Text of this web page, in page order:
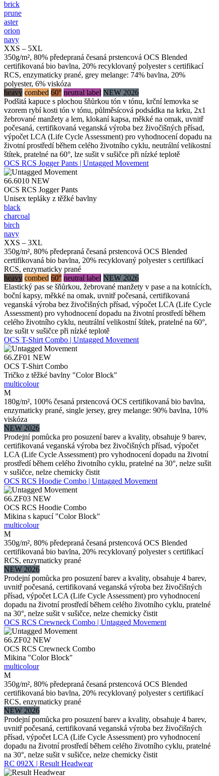
brick
prune
aster
orion
navy
XXS – 5XL
350g/m², 80% předepraná česaná prstencová OCS Blended
certifikovaná bio bavlna, 20% recyklovaný polyester s certifikací
RCS, enzymaticky prané, grey melange: 74% bavlna, 20%
polyester, 6% viskóza
heavy combed 60° neutral label NEW 2026
Podšitá kapuce s plochou šňůrkou tón v tónu, krční lemovka se
vzorem rybí kosti tón v tónu, půlměsícová podsádka na krku, 2x1
žebrované manžety a lem, klokaní kapsa, měkké na omak, uvnitř
počesaná, certifikovaná veganská výroba bez živočišných přísad,
výpočet LCA (Life Cycle Assessment) pro vyhodnocení dopadu na
životní prostředí během celého životního cyklu, neutrální velikostní
štítek, pratelné na 60°, lze sušit v sušičce při nízké teplotě
OCS RCS Jogger Pants | Untagged Movement
66.6010 NEW
OCS RCS Jogger Pants
Unisex tepláky z těžké bavlny
black
charcoal
birch
navy
XXS – 3XL
350g/m², 80% předepraná česaná prstencová OCS Blended
certifikovaná bio bavlna, 20% recyklovaný polyester s certifikací
RCS, enzymaticky prané
heavy combed 60° neutral label NEW 2026
Elastický pas se šňůrkou, žebrované manžety v pase a na kotnících,
boční kapsy, měkké na omak, uvnitř počesaná, certifikovaná
veganská výroba bez živočišných přísad, výpočet LCA (Life Cycle
Assessment) pro vyhodnocení dopadu na životní prostředí během
celého životního cyklu, neutrální velikostní štítek, pratelné na 60°,
lze sušit v sušičce při nízké teplotě
OCS T-Shirt Combo | Untagged Movement
66.ZF01 NEW
OCS T-Shirt Combo
Tričko z těžké bavlny "Color Block"
multicolour
M
180g/m², 100% česaná prstencová OCS certifikovaná bio bavlna,
enzymaticky prané, single jersey, grey melange: 90% bavlna, 10%
viskóza
NEW 2026
Prodejní pomůcka pro posuzení barev a kvality, obsahuje 9 barev,
certifikovaná veganská výroba bez živočišných přísad, výpočet
LCA (Life Cycle Assessment) pro vyhodnocení dopadu na životní
prostředí během celého životního cyklu, pratelné na 30°, nelze sušit
v sušičce, nelze chemicky čistit
OCS RCS Hoodie Combo | Untagged Movement
66.ZF03 NEW
OCS RCS Hoodie Combo
Mikina s kapucí "Color Block"
multicolour
M
350g/m², 80% předepraná česaná prstencová OCS Blended
certifikovaná bio bavlna, 20% recyklovaný polyester s certifikací
RCS, enzymaticky prané
NEW 2026
Prodejní pomůcka pro posuzení barev a kvality, obsahuje 4 barev,
uvnitř počesaná, certifikovaná veganská výroba bez živočišných
přísad, výpočet LCA (Life Cycle Assessment) pro vyhodnocení
dopadu na životní prostředí během celého životního cyklu, pratelné
na 30°, nelze sušit v sušičce, nelze chemicky čistit
OCS RCS Crewneck Combo | Untagged Movement
66.ZF02 NEW
OCS RCS Crewneck Combo
Mikina "Color Block"
multicolour
M
350g/m², 80% předepraná česaná prstencová OCS Blended
certifikovaná bio bavlna, 20% recyklovaný polyester s certifikací
RCS, enzymaticky prané
NEW 2026
Prodejní pomůcka pro posuzení barev a kvality, obsahuje 4 barev,
uvnitř počesaná, certifikovaná veganská výroba bez živočišných
přísad, výpočet LCA (Life Cycle Assessment) pro vyhodnocení
dopadu na životní prostředí během celého životního cyklu, pratelné
na 30°, nelze sušit v sušičce, nelze chemicky čistit
RC 092X | Result Headwear